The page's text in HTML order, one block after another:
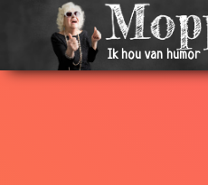
Ik hou van humor
2008
14 Aug
2008
Waar is m'n vrouw?